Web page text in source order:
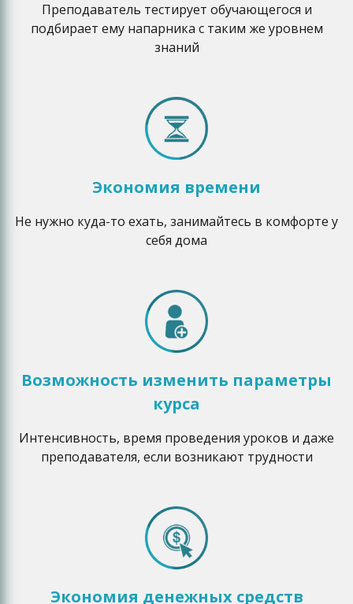
Преподаватель тестирует обучающегося и
подбирает ему напарника с таким же уровнем
знаний
Экономия времени
Не нужно куда-то ехать, занимайтесь в комфорте у
себя дома
Возможность изменить параметры
курса
Интенсивность, время проведения уроков и даже
преподавателя, если возникают трудности
Экономия денежных средств